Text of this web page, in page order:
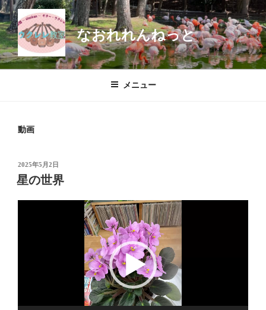
コ
ン
テ
ン
ツ
なおれれんねっと
メニュー
動画
投
稿
日:
2025年5月2日
星の世界